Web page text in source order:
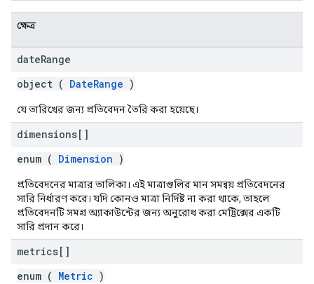
ক্ষেত্র
dateRange
object ( DateRange )
যে তারিখের জন্য প্রতিবেদন তৈরি করা হয়েছে।
dimensions[]
enum ( Dimension )
প্রতিবেদনের মাত্রার তালিকা। এই মাত্রাগুলির মান সমন্বয় প্রতিবেদনের
সারি নির্ধারণ করে। যদি কোনও মাত্রা নির্দিষ্ট না করা থাকে, তাহলে
প্রতিবেদনটি সমগ্র অ্যাকাউন্টের জন্য অনুরোধ করা মেট্রিক্সের একটি
সারি প্রদান করে।
metrics[]
enum ( Metric )